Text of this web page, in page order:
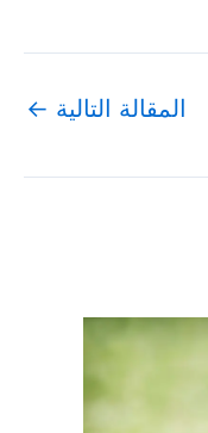
المقالة التالية←